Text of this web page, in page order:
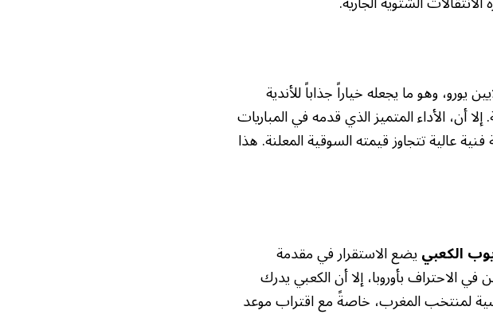
5 ملايين يورو، وهو ما يجعله خياراً جذاباً للأندية
أن، الأداء المتميز الذي قدمه في المباريات
عالية تتجاوز قيمته السوقية المعلنة. هذا
الكعبييضع الاستقرار في مقدمة
الاحتراف بأوروبا، إلا أن الكعبي يدرك
لمنتخب المغرب، خاصةً مع اقتراب موعد